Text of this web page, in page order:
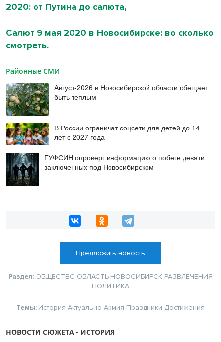
2020: от Путина до салюта,
Салют 9 мая 2020 в Новосибирске: во сколько
смотреть.
Районные СМИ
Август-2026 в Новосибирской области обещает
быть теплым
В России ограничат соцсети для детей до 14
лет с 2027 года
ГУФСИН опроверг информацию о побеге девяти
заключенных под Новосибирском
Предложить новость
Раздел: ОБЩЕСТВО ОБЛАСТЬ НОВОСИБИРСК РАЗВЛЕЧЕНИЯ
ПОЛИТИКА
Темы: История Актуально Армия Праздники Достижения
НОВОСТИ СЮЖЕТА - ИСТОРИЯ